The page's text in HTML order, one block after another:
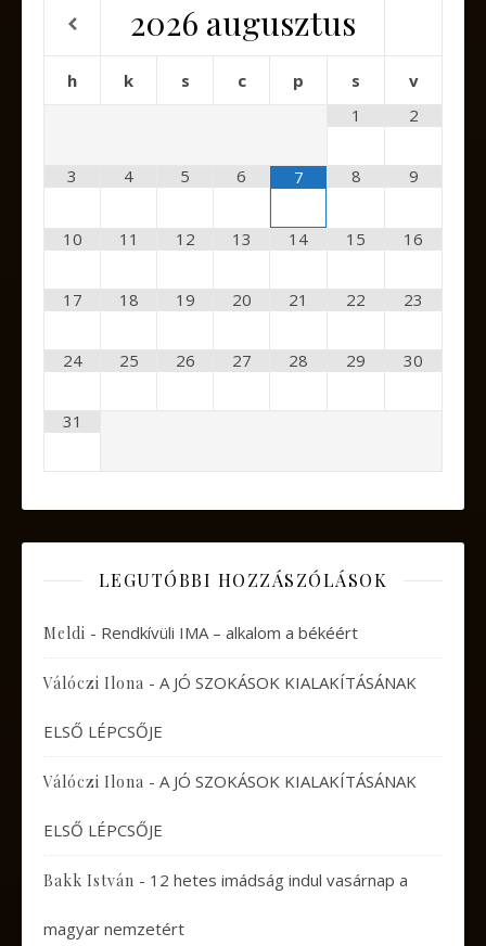
2026 augusztus
h k s c p s
v
1
2
3 4 5 6 7 8 9
10 11 12 13 14 15 16
17 18 19 20 21 22 23
24 25 26 27 28 29 30
31
LEGUTÓBBI HOZZÁSZÓLÁSOK
Meldi - Rendkívüli IMA – alkalom a békéért
Válóczi Ilona - A JÓ SZOKÁSOK KIALAKÍTÁSÁNAK
ELSŐ LÉPCSŐJE
Válóczi Ilona - A JÓ SZOKÁSOK KIALAKÍTÁSÁNAK
ELSŐ LÉPCSŐJE
Bakk István - 12 hetes imádság indul vasárnap a
magyar nemzetért